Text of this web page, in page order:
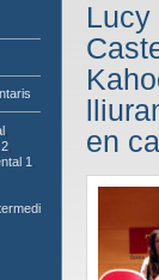
,
,
1
en